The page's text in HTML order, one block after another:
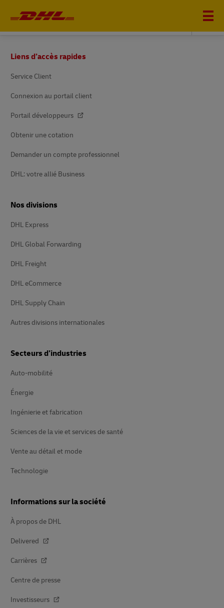
DHL GLOBAL FORWARDING
de
Liens d’accès rapides
Service Client
Connexion au portail client
Portail développeurs
Obtenir une cotation
Demander un compte professionnel
DHL: votre allié Business
Nos divisions
DHL Express
DHL Global Forwarding
DHL Freight
DHL eCommerce
DHL Supply Chain
Autres divisions internationales
Secteurs d’industries
Auto-mobilité
Énergie
Ingénierie et fabrication
Sciences de la vie et services de santé
Vente au détail et mode
Technologie
Informations sur la société
À propos de DHL
Delivered
Carrières
Centre de presse
Investisseurs